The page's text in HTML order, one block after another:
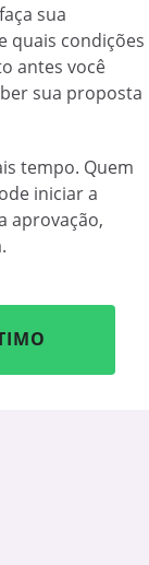
sua
quais condições
antes você
sua proposta
tempo. Quem
iniciar a
aprovação,